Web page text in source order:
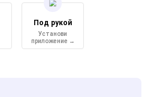
Под рукой
Установи
приложение →